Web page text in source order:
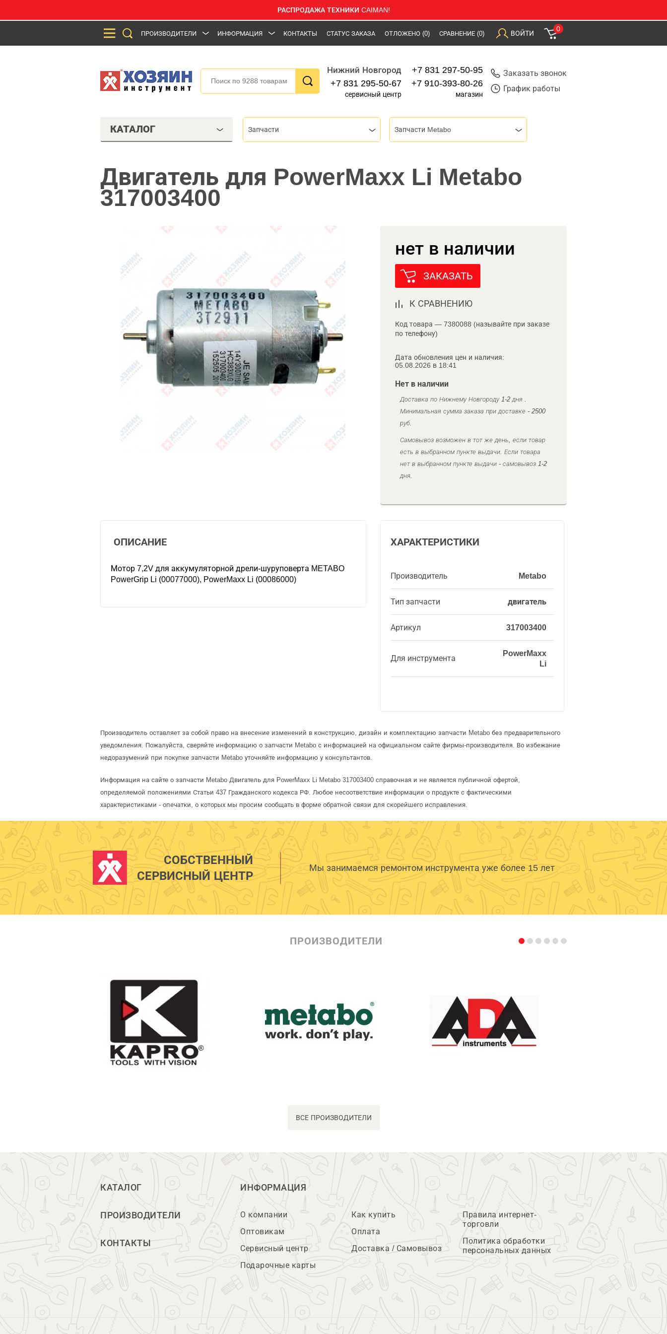
РАСПРОДАЖА ТЕХНИКИ CAIMAN!
ПРОИЗВОДИТЕЛИ ИНФОРМАЦИЯ КОНТАКТЫ СТАТУС ЗАКАЗА ОТЛОЖЕНО (0) СРАВНЕНИЕ (0) ВОЙТИ
0
Нижний Новгород
+7 831 295-50-67
сервисный центр
+7 831 297-50-95
+7 910-393-80-26
магазин
Заказать звонок
График работы
КАТАЛОГ Запчасти Запчасти Metabo
Двигатель для PowerMaxx Li Metabo
317003400
нет в наличии
ЗАКАЗАТЬ
К СРАВНЕНИЮ
Код товара — 7380088 (называйте при заказе
по телефону)
Дата обновления цен и наличия:
05.08.2026 в 18:41
Нет в наличии
Доставка по Нижнему Новгороду 1-2 дня .
Минимальная сумма заказа при доставке - 2500
руб.
Самовывоз возможен в тот же день, если товар
есть в выбранном пункте выдачи. Если товара
нет в выбранном пункте выдачи - самовывоз 1-2
дня.
ХАРАКТЕРИСТИКИ
Производитель Metabo
Тип запчасти двигатель
Артикул 317003400
Для инструмента
PowerMaxx
Li
ОПИСАНИЕ
Мотор 7,2V для аккумуляторной дрели-шуруповерта METABO
PowerGrip Li (00077000), PowerMaxx Li (00086000)
Производитель оставляет за собой право на внесение изменений в конструкцию, дизайн и комплектацию запчасти Metabo без предварительного
уведомления. Пожалуйста, сверяйте информацию о запчасти Metabo с информацией на официальном сайте фирмы-производителя. Во избежание
недоразумений при покупке запчасти Metabo уточняйте информацию у консультантов.
Информация на сайте о запчасти Metabo Двигатель для PowerMaxx Li Metabo 317003400 справочная и не является публичной офертой,
определяемой положениями Статьи 437 Гражданского кодекса РФ. Любое несоответствие информации о продукте с фактическими
характеристиками - опечатки, о которых мы просим сообщать в форме обратной связи для скорейшего исправления.
СОБСТВЕННЫЙ
СЕРВИСНЫЙ ЦЕНТР
Мы занимаемся ремонтом инструмента уже более 15 лет
ПРОИЗВОДИТЕЛИ
ВСЕ ПРОИЗВОДИТЕЛИ
КАТАЛОГ
ПРОИЗВОДИТЕЛИ
КОНТАКТЫ
ИНФОРМАЦИЯ
О компании
Оптовикам
Сервисный центр
Подарочные карты
Как купить
Оплата
Доставка / Самовывоз
Правила интернет-
торговли
Политика обработки
персональных данных